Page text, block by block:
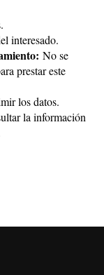
interesado.
No se
prestar este
los datos.
la información